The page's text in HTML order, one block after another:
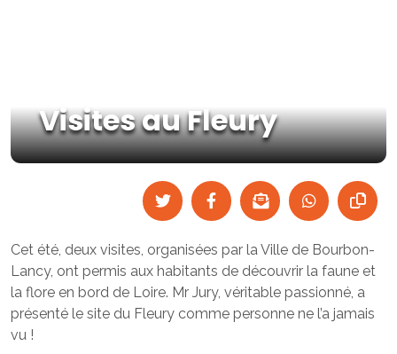
Visites au Fleury
Cet été, deux visites, organisées par la Ville de Bourbon-
Lancy, ont permis aux habitants de découvrir la faune et
la flore en bord de Loire. Mr Jury, véritable passionné, a
présenté le site du Fleury comme personne ne l’a jamais
vu !